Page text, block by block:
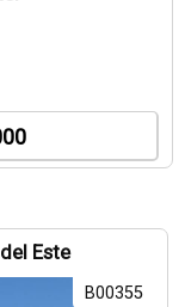
Este
B00355